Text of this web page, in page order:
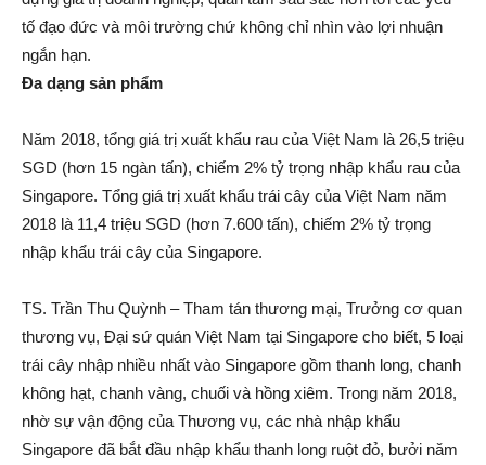
tố đạo đức và môi trường chứ không chỉ nhìn vào lợi nhuận
ngắn hạn.
Đa dạng sản phẩm
Năm 2018, tổng giá trị xuất khẩu rau của Việt Nam là 26,5 triệu
SGD (hơn 15 ngàn tấn), chiếm 2% tỷ trọng nhập khẩu rau của
Singapore. Tổng giá trị xuất khẩu trái cây của Việt Nam năm
2018 là 11,4 triệu SGD (hơn 7.600 tấn), chiếm 2% tỷ trọng
nhập khẩu trái cây của Singapore.
TS. Trần Thu Quỳnh – Tham tán thương mại, Trưởng cơ quan
thương vụ, Đại sứ quán Việt Nam tại Singapore cho biết, 5 loại
trái cây nhập nhiều nhất vào Singapore gồm thanh long, chanh
không hạt, chanh vàng, chuối và hồng xiêm. Trong năm 2018,
nhờ sự vận động của Thương vụ, các nhà nhập khẩu
Singapore đã bắt đầu nhập khẩu thanh long ruột đỏ, bưởi năm